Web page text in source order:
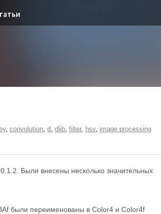
, convolution, d, dlib, filter, hsv, image processing
Были внесены несколько значительных
были переименованы в Color4 и Color4f